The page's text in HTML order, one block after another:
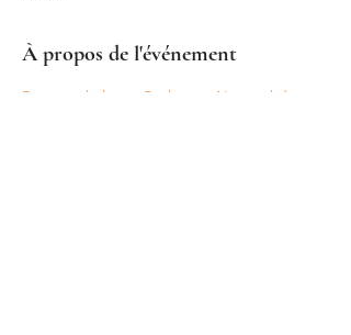
À propos de l'événement
Pierre et le loup, Orchestre National de